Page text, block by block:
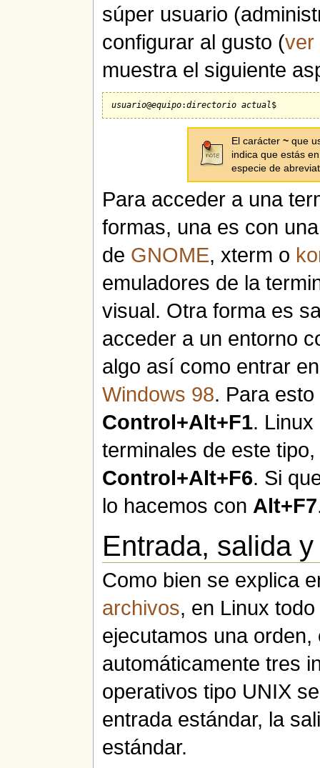
súper usuario
configurar al gusto (ver
muestra el siguiente
usuario@equipo:directorio actual
El carácter ~que
indica que estás
especie de
Para acceder a una
formas, una es con
de GNOME, xterm o
emuladores de la
visual. Otra forma es
acceder a un entorno
algo así como entrar
Windows 98. Para
Control+Alt+F1.
terminales de este
Control+Alt+F6. Si
lo hacemos con Alt+F7
Entrada, salida
Como bien se explica
archivos, en Linux
ejecutamos una
automáticamente tres
operativos tipo UNIX
entrada estándar, la
estándar.